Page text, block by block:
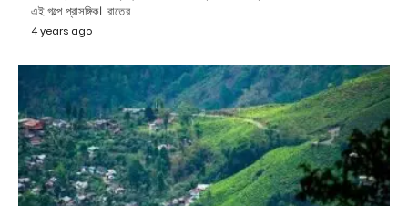
এই গল্পে প্রাসঙ্গিক। রাতের…
4 years ago